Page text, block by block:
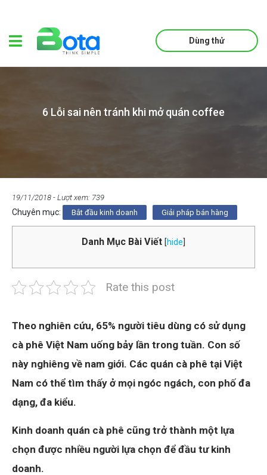
Dùng thử
6 Lỗi sai nên tránh khi mở quán coffee
19/11/2018 - Lượt xem: 739
Chuyên mục: Bắt đầu kinh doanh Giải pháp bán hàng
Danh Mục Bài Viết [hide
Rate this post
Theo nghiên cứu, 65% người tiêu dùng có sử dụng
cà phê Việt Nam uống bảy lần trong tuần. Con số
này nghiêng về nam giới. Các quán cà phê tại Việt
Nam có thể tìm thấy ở mọi ngóc ngách, con phố đa
dạng, đa kiểu.
Kinh doanh quán cà phê cũng trở thành một lựa
chọn được nhiều người lựa chọn để đầu tư kinh
doanh.